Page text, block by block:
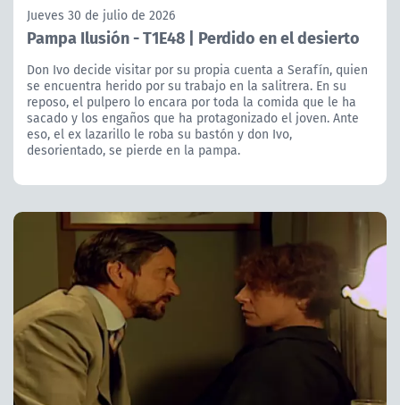
Jueves 30 de julio de 2026
Pampa Ilusión - T1E48 | Perdido en el desierto
Don Ivo decide visitar por su propia cuenta a Serafín, quien
se encuentra herido por su trabajo en la salitrera. En su
reposo, el pulpero lo encara por toda la comida que le ha
sacado y los engaños que ha protagonizado el joven. Ante
eso, el ex lazarillo le roba su bastón y don Ivo,
desorientado, se pierde en la pampa.